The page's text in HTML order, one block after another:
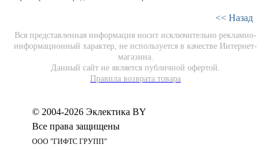
<< Назад
Вся представленная информация носит исключительно рекламно-
информационный характер, не используется в качестве Интернет-
магазина.
Данный сайт не является публичной офертой.
Правила возврата товара
© 2004-2026 Эклектика BY
Все права защищены
ООО "ГИФТС ГРУПП"